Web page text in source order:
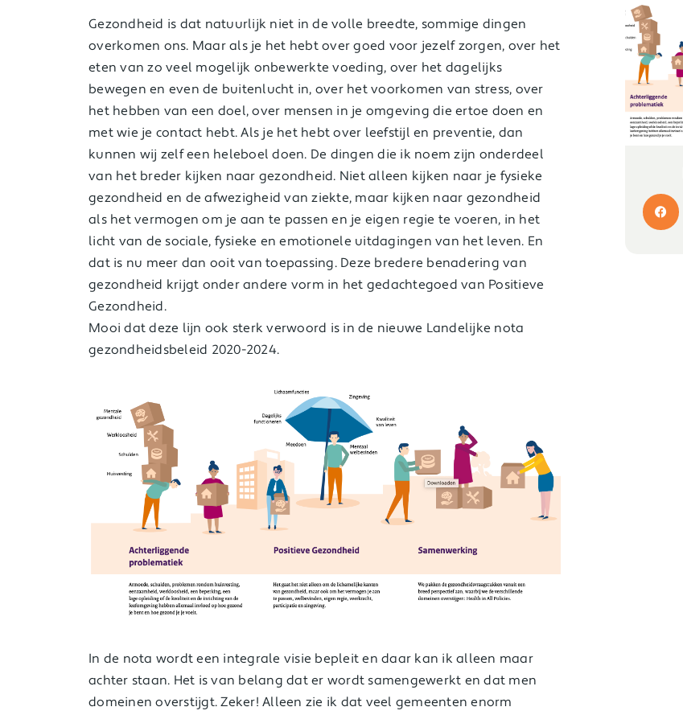
Gezondheid is dat natuurlijk niet in de volle breedte, sommige dingen
overkomen ons. Maar als je het hebt over goed voor jezelf zorgen, over het
eten van zo veel mogelijk onbewerkte voeding, over het dagelijks
bewegen en even de buitenlucht in, over het voorkomen van stress, over
het hebben van een doel, over mensen in je omgeving die ertoe doen en
met wie je contact hebt. Als je het hebt over leefstijl en preventie, dan
kunnen wij zelf een heleboel doen. De dingen die ik noem zijn onderdeel
van het breder kijken naar gezondheid. Niet alleen kijken naar je fysieke
gezondheid en de afwezigheid van ziekte, maar kijken naar gezondheid
als het vermogen om je aan te passen en je eigen regie te voeren, in het
licht van de sociale, fysieke en emotionele uitdagingen van het leven. En
dat is nu meer dan ooit van toepassing. Deze bredere benadering van
gezondheid krijgt onder andere vorm in het gedachtegoed van Positieve
Gezondheid.
Mooi dat deze lijn ook sterk verwoord is in de nieuwe Landelijke nota
gezondheidsbeleid 2020-2024.
In de nota wordt een integrale visie bepleit en daar kan ik alleen maar
achter staan. Het is van belang dat er wordt samengewerkt en dat men
domeinen overstijgt. Zeker! Alleen zie ik dat veel gemeenten enorm